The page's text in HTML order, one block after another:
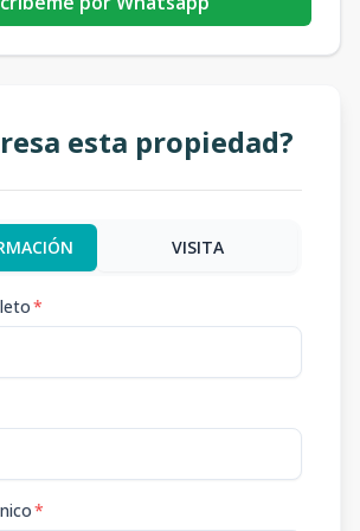
esta propiedad?
VISITA
*
*